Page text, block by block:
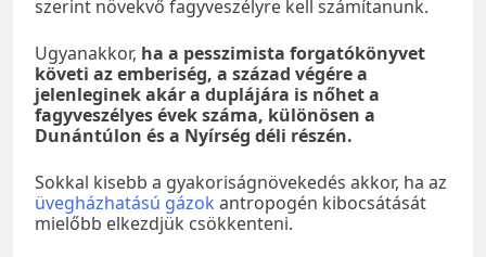
szerint növekvő fagyveszélyre kell számítanunk.
Ugyanakkor, ha a pesszimista forgatókönyvet
követi az emberiség, a század végére a
jelenleginek akár a duplájára is nőhet a
fagyveszélyes évek száma, különösen a
Dunántúlon és a Nyírség déli részén.
Sokkal kisebb a gyakoriságnövekedés akkor, ha az
üvegházhatású gázok antropogén kibocsátását
mielőbb elkezdjük csökkenteni.